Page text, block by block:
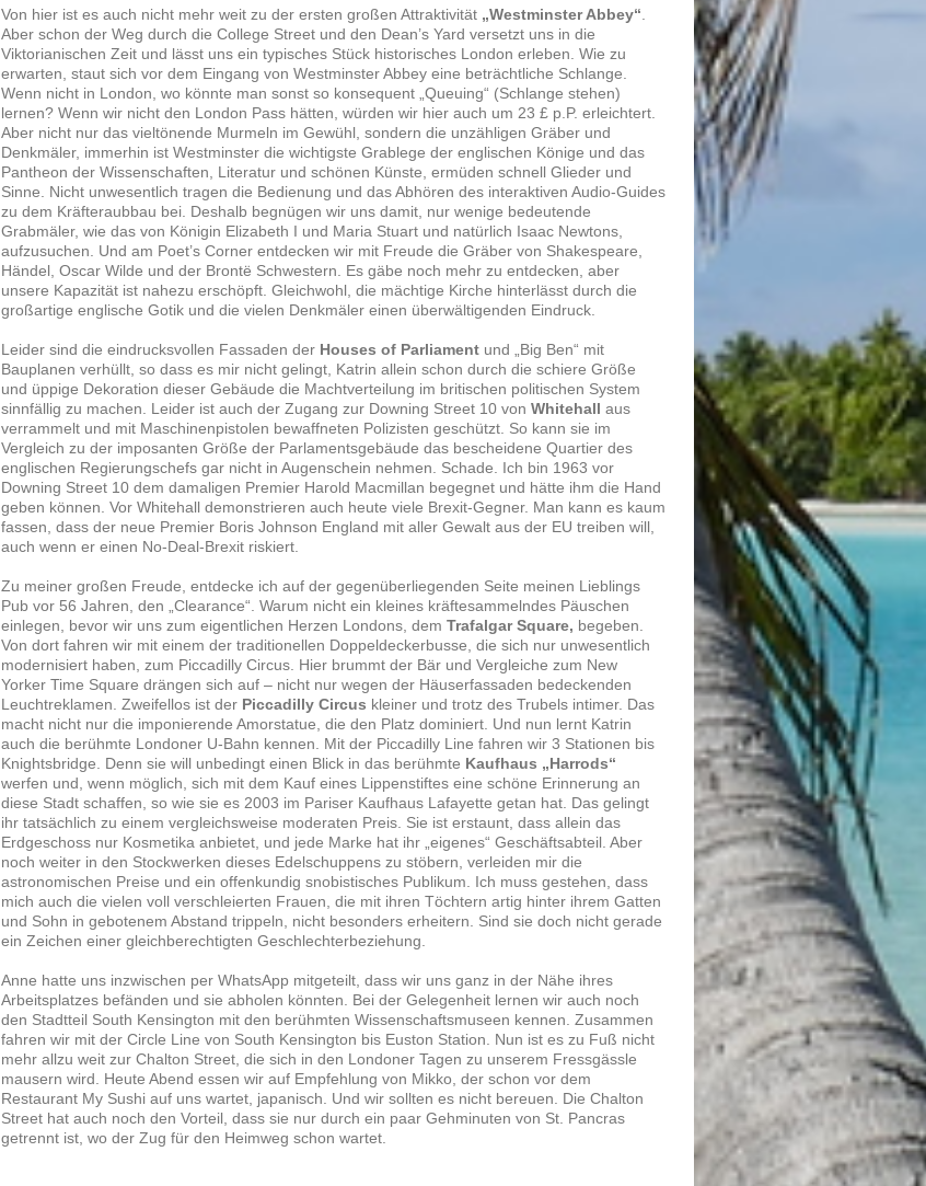
Von hier ist es auch nicht mehr weit zu der ersten großen Attraktivität „Westminster Abbey“
Aber schon der Weg durch die College Street und den Dean’s Yard versetzt uns in die
Viktorianischen Zeit und lässt uns ein typisches Stück historisches London erleben. Wie zu
erwarten, staut sich vor dem Eingang von Westminster Abbey eine beträchtliche Schlange.
Wenn nicht in London, wo könnte man sonst so konsequent „Queuing“ (Schlange stehen)
lernen? Wenn wir nicht den London Pass hätten, würden wir hier auch um 23 £ p.P. erleichtert.
Aber nicht nur das vieltönende Murmeln im Gewühl, sondern die unzähligen Gräber und
Denkmäler, immerhin ist Westminster die wichtigste Grablege der englischen Könige und das
Pantheon der Wissenschaften, Literatur und schönen Künste, ermüden schnell Glieder und
Sinne. Nicht unwesentlich tragen die Bedienung und das Abhören des interaktiven Audio-Guides
zu dem Kräfteraubbau bei. Deshalb begnügen wir uns damit, nur wenige bedeutende
Grabmäler, wie das von Königin Elizabeth I und Maria Stuart und natürlich Isaac Newtons,
aufzusuchen. Und am Poet’s Corner entdecken wir mit Freude die Gräber von Shakespeare,
Händel, Oscar Wilde und der Brontë Schwestern. Es gäbe noch mehr zu entdecken, aber
unsere Kapazität ist nahezu erschöpft. Gleichwohl, die mächtige Kirche hinterlässt durch die
großartige englische Gotik und die vielen Denkmäler einen überwältigenden Eindruck.
Leider sind die eindrucksvollen Fassaden der Houses of Parliament und „Big Ben“ mit
Bauplanen verhüllt, so dass es mir nicht gelingt, Katrin allein schon durch die schiere Größe
und üppige Dekoration dieser Gebäude die Machtverteilung im britischen politischen System
sinnfällig zu machen. Leider ist auch der Zugang zur Downing Street 10 vonWhitehall aus
verrammelt und mit Maschinenpistolen bewaffneten Polizisten geschützt. So kann sie im
Vergleich zu der imposanten Größe der Parlamentsgebäude das bescheidene Quartier des
englischen Regierungschefs gar nicht in Augenschein nehmen. Schade. Ich bin 1963 vor
Downing Street 10 dem damaligen Premier Harold Macmillan begegnet und hätte ihm die Hand
geben können. Vor Whitehall demonstrieren auch heute viele Brexit-Gegner. Man kann es kaum
fassen, dass der neue Premier Boris Johnson England mit aller Gewalt aus der EU treiben will,
auch wenn er einen No-Deal-Brexit riskiert.
Zu meiner großen Freude, entdecke ich auf der gegenüberliegenden Seite meinen Lieblings
Pub vor 56 Jahren, den „Clearance“. Warum nicht ein kleines kräftesammelndes Päuschen
einlegen, bevor wir uns zum eigentlichen Herzen Londons, demTrafalgar Square, begeben.
Von dort fahren wir mit einem der traditionellen Doppeldeckerbusse, die sich nur unwesentlich
modernisiert haben, zum Piccadilly Circus. Hier brummt der Bär und Vergleiche zum New
Yorker Time Square drängen sich auf – nicht nur wegen der Häuserfassaden bedeckenden
Leuchtreklamen. Zweifellos ist der Piccadilly Circus kleiner und trotz des Trubels intimer. Das
macht nicht nur die imponierende Amorstatue, die den Platz dominiert. Und nun lernt Katrin
auch die berühmte Londoner U-Bahn kennen. Mit der Piccadilly Line fahren wir 3 Stationen bis
Knightsbridge. Denn sie will unbedingt einen Blick in das berühmte Kaufhaus „Harrods“
werfen und, wenn möglich, sich mit dem Kauf eines Lippenstiftes eine schöne Erinnerung an
diese Stadt schaffen, so wie sie es 2003 im Pariser Kaufhaus Lafayette getan hat. Das gelingt
ihr tatsächlich zu einem vergleichsweise moderaten Preis. Sie ist erstaunt, dass allein das
Erdgeschoss nur Kosmetika anbietet, und jede Marke hat ihr „eigenes“ Geschäftsabteil. Aber
noch weiter in den Stockwerken dieses Edelschuppens zu stöbern, verleiden mir die
astronomischen Preise und ein offenkundig snobistisches Publikum. Ich muss gestehen, dass
mich auch die vielen voll verschleierten Frauen, die mit ihren Töchtern artig hinter ihrem Gatten
und Sohn in gebotenem Abstand trippeln, nicht besonders erheitern. Sind sie doch nicht gerade
ein Zeichen einer gleichberechtigten Geschlechterbeziehung.
Anne hatte uns inzwischen per WhatsApp mitgeteilt, dass wir uns ganz in der Nähe ihres
Arbeitsplatzes befänden und sie abholen könnten. Bei der Gelegenheit lernen wir auch noch
den Stadtteil South Kensington mit den berühmten Wissenschaftsmuseen kennen. Zusammen
fahren wir mit der Circle Line von South Kensington bis Euston Station. Nun ist es zu Fuß nicht
mehr allzu weit zur Chalton Street, die sich in den Londoner Tagen zu unserem Fressgässle
mausern wird. Heute Abend essen wir auf Empfehlung von Mikko, der schon vor dem
Restaurant My Sushi auf uns wartet, japanisch. Und wir sollten es nicht bereuen. Die Chalton
Street hat auch noch den Vorteil, dass sie nur durch ein paar Gehminuten von St. Pancras
getrennt ist, wo der Zug für den Heimweg schon wartet.